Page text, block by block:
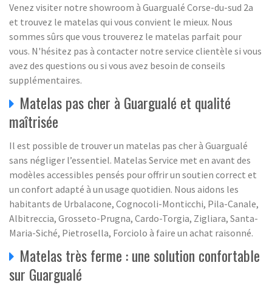
Venez visiter notre showroom à Guargualé Corse-du-sud 2a
et trouvez le matelas qui vous convient le mieux. Nous
sommes sûrs que vous trouverez le matelas parfait pour
vous. N'hésitez pas à contacter notre service clientèle si vous
avez des questions ou si vous avez besoin de conseils
supplémentaires.
Matelas pas cher à Guargualé et qualité
maîtrisée
Il est possible de trouver un matelas pas cher à Guargualé
sans négliger l’essentiel. Matelas Service met en avant des
modèles accessibles pensés pour offrir un soutien correct et
un confort adapté à un usage quotidien. Nous aidons les
habitants de Urbalacone, Cognocoli-Monticchi, Pila-Canale,
Albitreccia, Grosseto-Prugna, Cardo-Torgia, Zigliara, Santa-
Maria-Siché, Pietrosella, Forciolo à faire un achat raisonné.
Matelas très ferme : une solution confortable
sur Guargualé